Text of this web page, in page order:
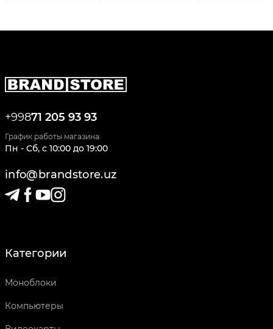
+99871 205 93 93
График работы магазина:
Пн - Сб, c 10:00 до 19:00
info@brandstore.uz
Категории
Моноблоки
Компьютеры